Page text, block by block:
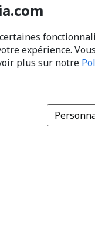
expérience.
plus sur notre